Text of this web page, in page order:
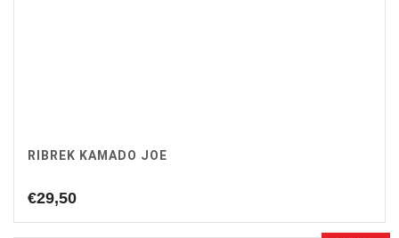
RIBREK KAMADO JOE
€29,50